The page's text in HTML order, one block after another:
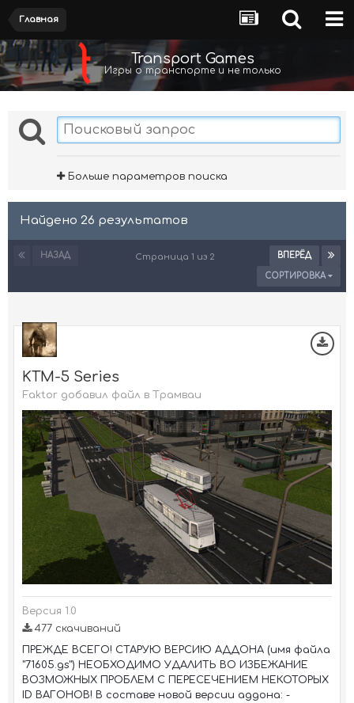
Главная
Transport Games
Игры о транспорте и не только
Больше параметров поиска
Найдено 26 результатов
НАЗАД ВПЕРЁД
Страница 1 из 2
СОРТИРОВКА
KTM-5 Series
Faktor добавил файл в Трамваи
Версия 1.0
477 скачиваний
ПРЕЖДЕ ВСЕГО! СТАРУЮ ВЕРСИЮ АДДОНА (имя файла
"71605.gs") НЕОБХОДИМО УДАЛИТЬ ВО ИЗБЕЖАНИЕ
ВОЗМОЖНЫХ ПРОБЛЕМ С ПЕРЕСЕЧЕНИЕМ НЕКОТОРЫХ
ID ВАГОНОВ! В составе новой версии аддона: -